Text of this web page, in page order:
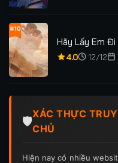
#10
Hãy Lấy Em Đi
4.0 12/12
🛡️
XÁC THỰC
CHỦ
Hiện nay có nhiều